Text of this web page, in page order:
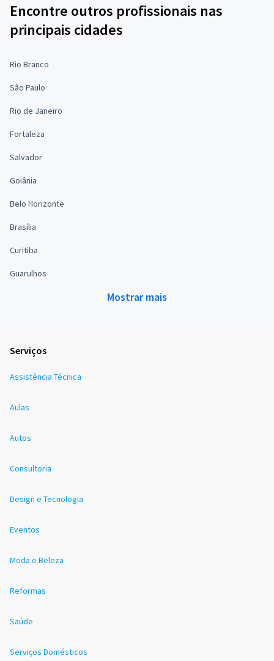
Encontre outros profissionais nas
principais cidades
Rio Branco
São Paulo
Rio de Janeiro
Fortaleza
Salvador
Goiânia
Belo Horizonte
Brasília
Curitiba
Guarulhos
Mostrar mais
Serviços
Assistência Técnica
Aulas
Autos
Consultoria
Design e Tecnologia
Eventos
Moda e Beleza
Reformas
Saúde
Serviços Domésticos